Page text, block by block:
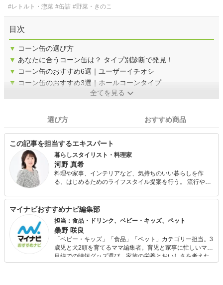
#レトルト・惣菜 #缶詰 #野菜・きのこ
目次
▼ コーン缶の選び方
▼ あなたに合うコーン缶は？ タイプ別診断で発見！
▼ コーン缶のおすすめ6選｜ユーザーイチオシ
▼ コーン缶のおすすめ3選｜ホールコーンタイプ
全てを見る
選び方 おすすめ商品
この記事を担当するエキスパート
暮らしスタイリスト・料理家
河野 真希
料理や家事、インテリアなど、気持ちのいい暮らしを作
る、はじめるためのライフスタイル提案を行う。 流行や思
しい暮らしづくりを応援。 簡単＆時短料理が学べる『料理
教室つづくらす食堂』主宰。
マイナビおすすめナビ編集部
担当：食品・ドリンク、ベビー・キッズ、ペット
桑野 咲良
「ベビー・キッズ」「食品」「ペット」カテゴリー担当。3
歳児と犬2頭を育てるママ編集者。育児と家事に忙しいママ
目線での時短グッズ選び、家族の栄養とおいしさを考えた
食品選び、束の間のリラックスタイムを楽しむためのスイ